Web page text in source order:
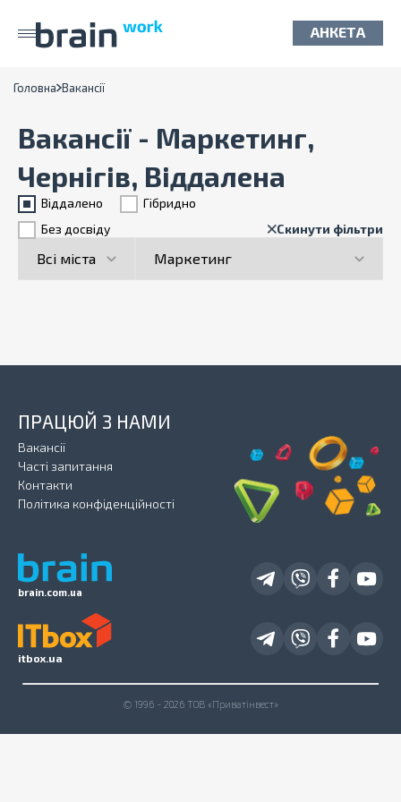
АНКЕТА
Головна Вакансії
Вакансії - Маркетинг,
Чернігів, Віддалена
Віддалено
Гiбридно
Без досвіду
Скинути фільтри
brain.com.ua
ПРАЦЮЙ З НАМИ
Вакансії
Часті запитання
Контакти
Політика конфіденційності
itbox.ua
© 1996 - 2026 ТОВ «Приватінвест»